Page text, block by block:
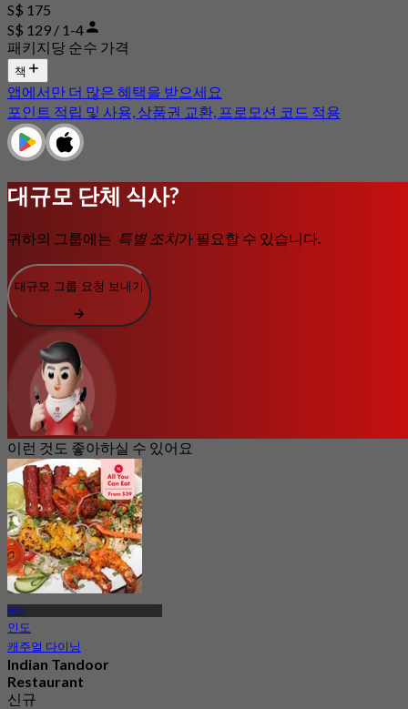
S$ 175
S$ 129 / 1-4
패키지당 순수 가격
책
앱에서만 더 많은 혜택을 받으세요
포인트 적립 및 사용, 상품권 교환, 프로모션 코드 적용
대규모 단체 식사?
귀하의 그룹에는 특별 조치가 필요할 수 있습니다.
대규모 그룹 요청 보내기
이런 것도 좋아하실 수 있어요
베독
인도
캐주얼 다이닝
Indian Tandoor
Restaurant
신규